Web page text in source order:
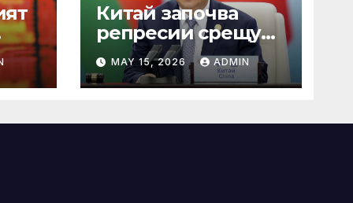
Китай започва
репресии срещу
незаконните
практики в сектора
на TCM
MAY 15, 2026 ADMIN